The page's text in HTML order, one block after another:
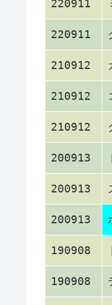
220911
220911
210912
210912
210912
200913
200913
200913
190908
190908